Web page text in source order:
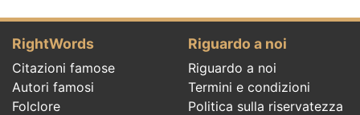
RightWords
Citazioni famose
Autori famosi
Folclore
Riguardo a noi
Riguardo a noi
Termini e condizioni
Politica sulla riservatezza